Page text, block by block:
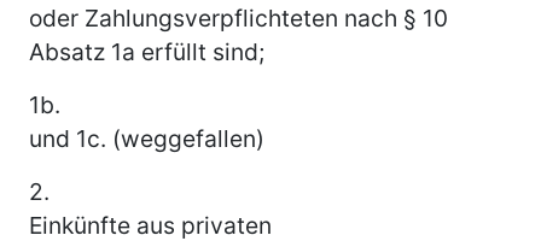
oder Zahlungsverpflichteten nach § 10
Absatz 1a erfüllt sind;
1b.
und 1c. (weggefallen)
2.
Einkünfte aus privaten